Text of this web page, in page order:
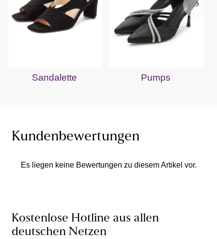
Sandalette Pumps
Kundenbewertungen
Es liegen keine Bewertungen zu diesem Artikel vor.
Kostenlose Hotline aus allen
deutschen Netzen